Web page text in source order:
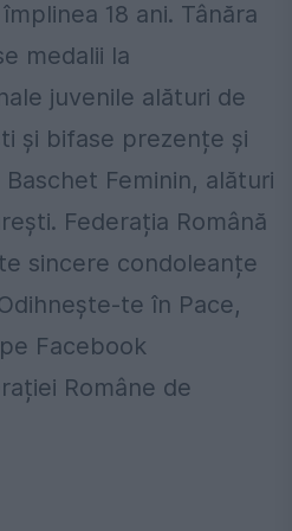
18 ani. Tânăra
medalii la
juvenile alături de
și bifase prezențe și
Feminin, alături
Federația Română
sincere condoleanțe
te în Pace,
Facebook
Române de